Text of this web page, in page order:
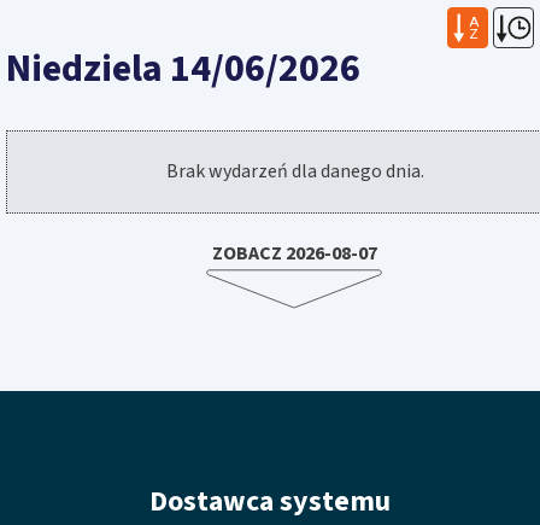
Niedziela 14/06/2026
A
Z
Brak wydarzeń dla danego dnia.
ZOBACZ 2026-08-07
Dostawca systemu